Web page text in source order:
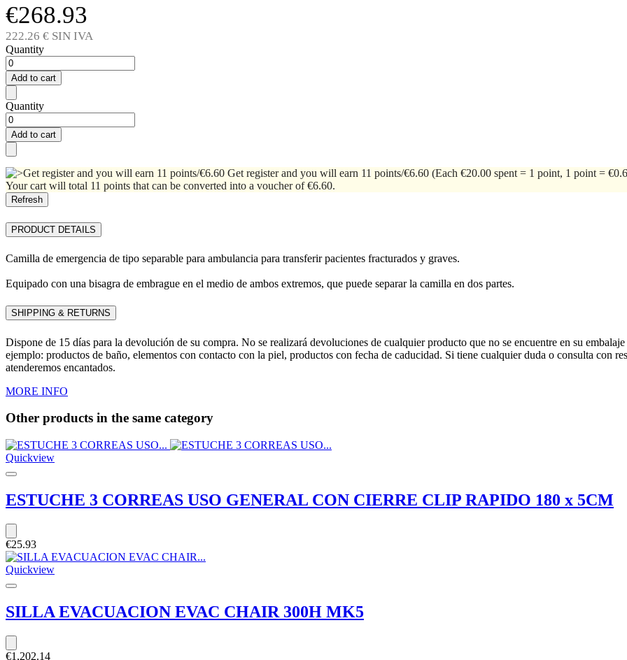
€268.93
222.26 € SIN IVA
Quantity
Add to cart
Quantity
Add to cart
Get register and you will earn 11 points/€6.60 (Each €20.00 spent = 1 point, 1 point =
Your cart will total 11 points that can be converted into a voucher of €6.60.
PRODUCT DETAILS
Camilla de emergencia de tipo separable para ambulancia para transferir pacientes fracturados y graves.
Equipado con una bisagra de embrague en el medio de ambos extremos, que puede separar la camilla en dos partes.
SHIPPING & RETURNS
Dispone de 15 días para la devolución de su compra. No se realizará devoluciones de cualquier producto que no se encuentre en su
ejemplo: productos de baño, elementos con contacto con la piel, productos con fecha de caducidad. Si tiene cualquier duda o consulta con
atenderemos encantados.
MORE INFO
Other products in the same category
Quickview
ESTUCHE 3 CORREAS USO GENERAL CON CIERRE CLIP RAPIDO 180 x 5CM
€25.93
Quickview
SILLA EVACUACION EVAC CHAIR 300H MK5
€1,202.14